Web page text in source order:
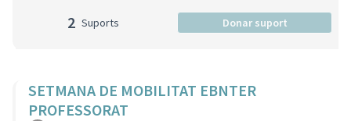
2 Suports Donar suport
SETMANA DE MOBILITAT EBNTER
PROFESSORAT